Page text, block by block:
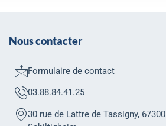
Nous contacter
Formulaire de contact
03.88.84.41.25
30 rue de Lattre de Tassigny, 67300